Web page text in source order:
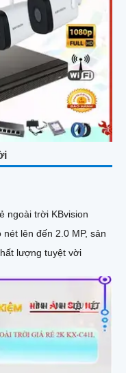
ngoài trời KBvision
lượng tuyệt vời